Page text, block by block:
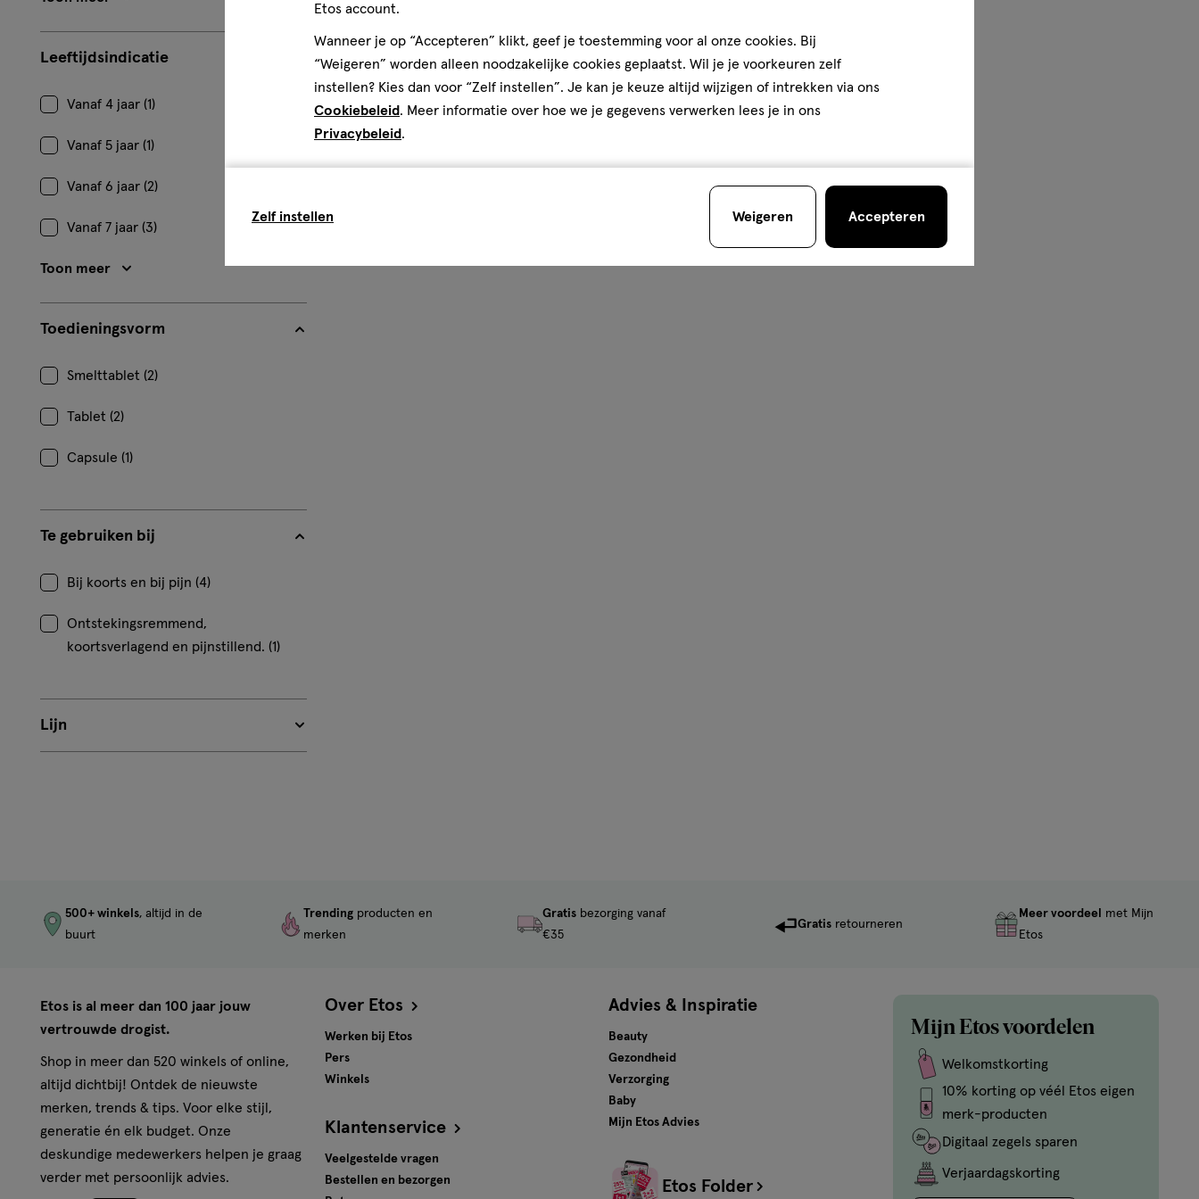
2
Leeftijdsindicatie
Vanaf 4 jaar (1)
Vanaf 5 jaar (1)
Vanaf 6 jaar (2)
Vanaf 7 jaar (3)
Toon meer
Toedieningsvorm
Smelttablet (2)
Tablet (2)
Capsule (1)
Te gebruiken bij
Bij koorts en bij pijn (4)
Ontstekingsremmend,
koortsverlagend en pijnstillend. (1)
Lijn
500+ winkels, altijd in de
buurt
Trending producten en
merken
Gratisbezorging vanaf
€35
Gratis retourneren
Meer voordeel
met Mijn
Etos
Etos is al meer dan 100 jaar jouw
vertrouwde drogist.
Shop in meer dan 520 winkels of online,
altijd dichtbij! Ontdek de nieuwste
merken, trends & tips. Voor elke stijl,
generatie én elk budget. Onze
deskundige medewerkers helpen je graag
verder met persoonlijk advies.
Over Etos
Werken bij Etos
Pers
Winkels
Klantenservice
Veelgestelde vragen
Bestellen en bezorgen
Advies & Inspiratie
Beauty
Gezondheid
Verzorging
Baby
Mijn Etos Advies
Etos Folder
Mijn Etos voordelen
Welkomstkorting
10% korting op véél Etos eigen
merk-producten
Digitaal zegels sparen
Verjaardagskorting
Etos account.
Wanneer je op “Accepteren” klikt, geef je toestemming voor al onze cookies. Bij
“Weigeren” worden alleen noodzakelijke cookies geplaatst. Wil je je voorkeuren zelf
instellen? Kies dan voor “Zelf instellen”. Je kan je keuze altijd wijzigen of intrekken via ons
Cookiebeleid. Meer informatie over hoe we je gegevens verwerken lees je in ons
Privacybeleid.
Zelf instellen Weigeren Accepteren